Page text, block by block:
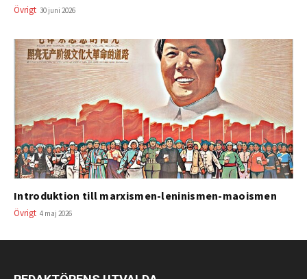
Övrigt 30 juni 2026
Introduktion till marxismen-leninismen-maoismen
Övrigt 4 maj 2026